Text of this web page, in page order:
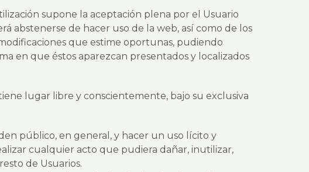
supone la aceptación plena por el Usuario
abstenerse de hacer uso de la web, así como de los
que estime oportunas, pudiendo
en que éstos aparezcan presentados y localizados
lugar libre y conscientemente, bajo su exclusiva
público, en general, y hacer un uso lícito y
cualquier acto que pudiera dañar, inutilizar,
de Usuarios.